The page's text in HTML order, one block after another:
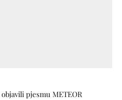
pjesmu METEOR